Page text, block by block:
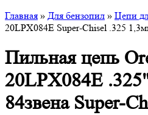
Главная » Для бензопил » Цепи
20LPX084E Super-Chisel .325
Пильная цепь
20LPX084E
84звена Super-